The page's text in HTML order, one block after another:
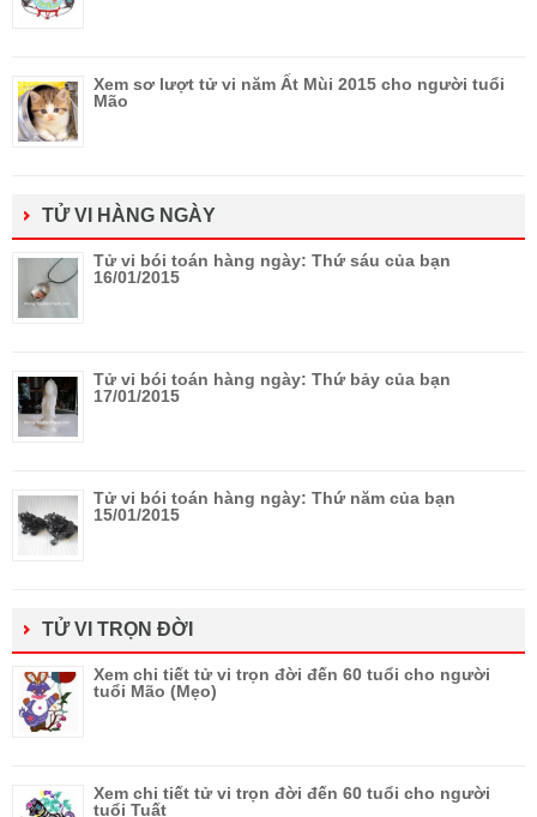
Xem sơ lượt tử vi năm Ất Mùi 2015 cho người tuổi
Mão
TỬ VI HÀNG NGÀY
Tử vi bói toán hàng ngày: Thứ sáu của bạn
16/01/2015
Tử vi bói toán hàng ngày: Thứ bảy của bạn
17/01/2015
Tử vi bói toán hàng ngày: Thứ năm của bạn
15/01/2015
TỬ VI TRỌN ĐỜI
Xem chi tiết tử vi trọn đời đến 60 tuổi cho người
tuổi Mão (Mẹo)
Xem chi tiết tử vi trọn đời đến 60 tuổi cho người
tuổi Tuất